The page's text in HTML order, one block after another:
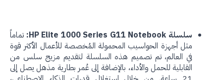
سلسلة HP Elite 1000 Series G11 Notebook:
تماماً
مثل أجهزة الحواسيب المحمولة المُخصصة للأعمال الأكثر قوة
في العالم، تم تصميم هذه السلسلة لتقديم مزيج سلس من
القابلية للحمل والأداء، بالإضافة إلى عُمر بطارية مذهل يصل إلى